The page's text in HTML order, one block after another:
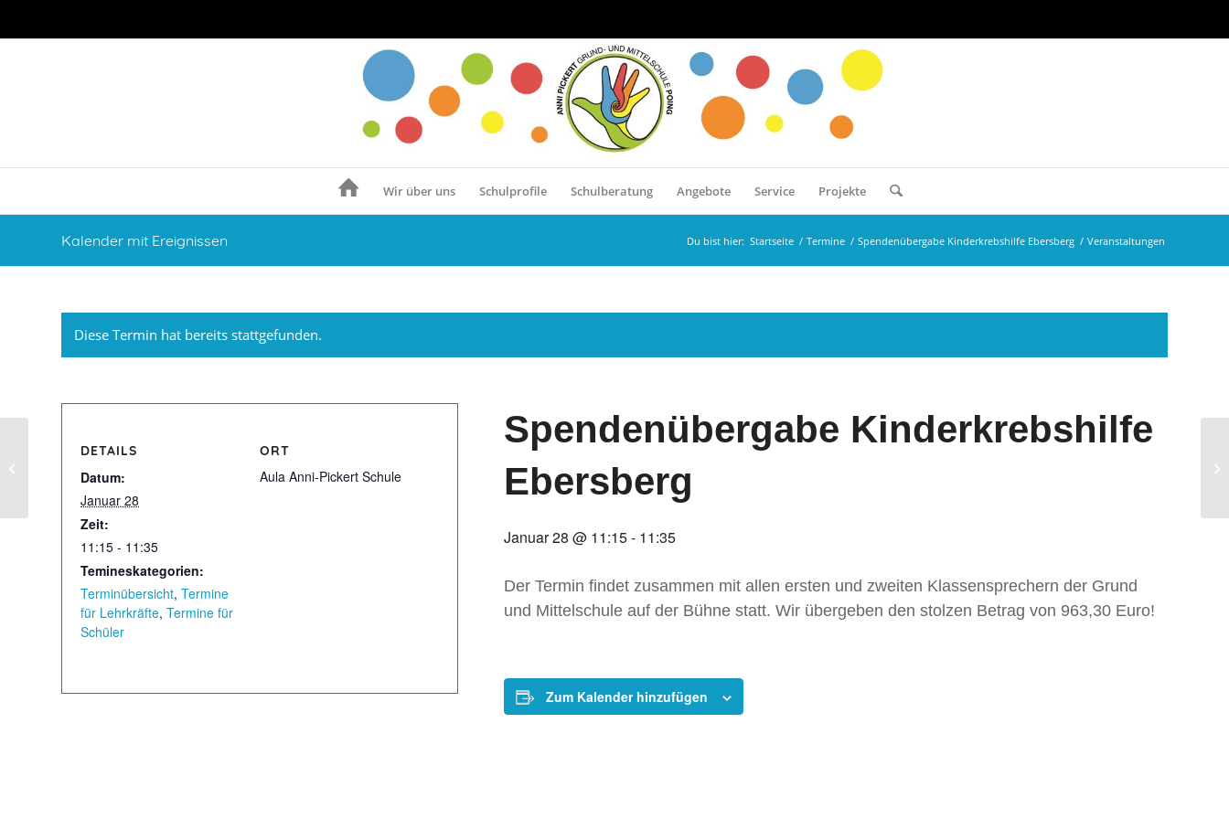
Wir über uns Schulprofile Schulberatung Angebote Service Projekte
Kalender mit Ereignissen Du bist hier: Startseite / Termine / Spendenübergabe Kinderkrebshilfe Ebersberg / Veranstaltungen
Diese Termin hat bereits stattgefunden.
Spendenübergabe Kinderkrebshilfe
Ebersberg
Januar 28 @ 11:15- 11:35
Der Termin findet zusammen mit allen ersten und zweiten Klassensprechern der Grund
und Mittelschule auf der Bühne statt. Wir übergeben den stolzen Betrag von 963,30 Euro!
Zum Kalender hinzufügen
DETAILS
Datum:
Januar 28
Zeit:
11:15 - 11:35
Temineskategorien:
Terminübersicht, Termine
für Lehrkräfte, Termine für
Schüler
ORT
Aula Anni-Pickert Schule